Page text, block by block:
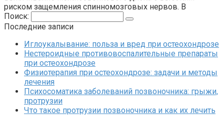
риском защемления спинномозговых нервов. В
Поиск:
Последние записи
Иглоукалывание: польза и вред при остеохондрозе
Нестероидные противовоспалительные препараты
при остеохондрозе
Физиотерапия при остеохондрозе: задачи и методы
лечения
Психосоматика заболеваний позвоночника: грыжи,
протрузии
Что такое протрузии позвоночника и как их лечить